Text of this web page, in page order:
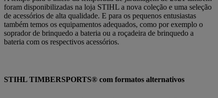
foram disponibilizadas na loja STIHL a nova coleção e uma seleção
de acessórios de alta qualidade. E para os pequenos entusiastas
também temos os equipamentos adequados, como por exemplo o
soprador de brinquedo a bateria ou a roçadeira de brinquedo a
bateria com os respectivos acessórios.
STIHL TIMBERSPORTS® com formatos alternativos